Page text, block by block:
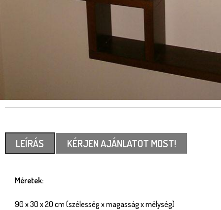
LEÍRÁS KÉRJEN AJÁNLATOT MOST!
Méretek:
90 x 30 x 20 cm (szélesség x magasság x mélység)